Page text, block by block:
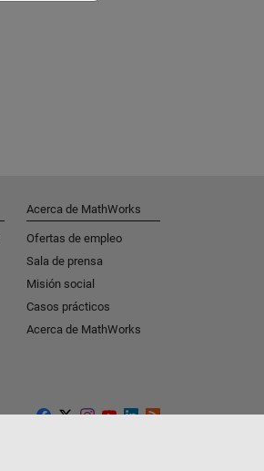
Acerca de MathWorks
Ofertas de empleo
Sala de prensa
Misión social
Casos prácticos
Acerca de MathWorks